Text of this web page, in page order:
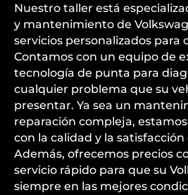
Nuestro taller está
y mantenimiento de
servicios personalizados para
Contamos con un equipo de
tecnología de punta para
cualquier problema que su
presentar. Ya sea un
reparación compleja,
con la calidad y la
Además, ofrecemos precios
servicio rápido para que su
siempre en las mejores